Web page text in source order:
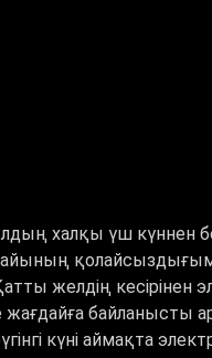
халқы үш күннен
желдің кесірінен
байланысты
күні аймақта электр